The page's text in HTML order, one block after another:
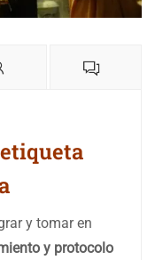
y tomar en
y protocolo